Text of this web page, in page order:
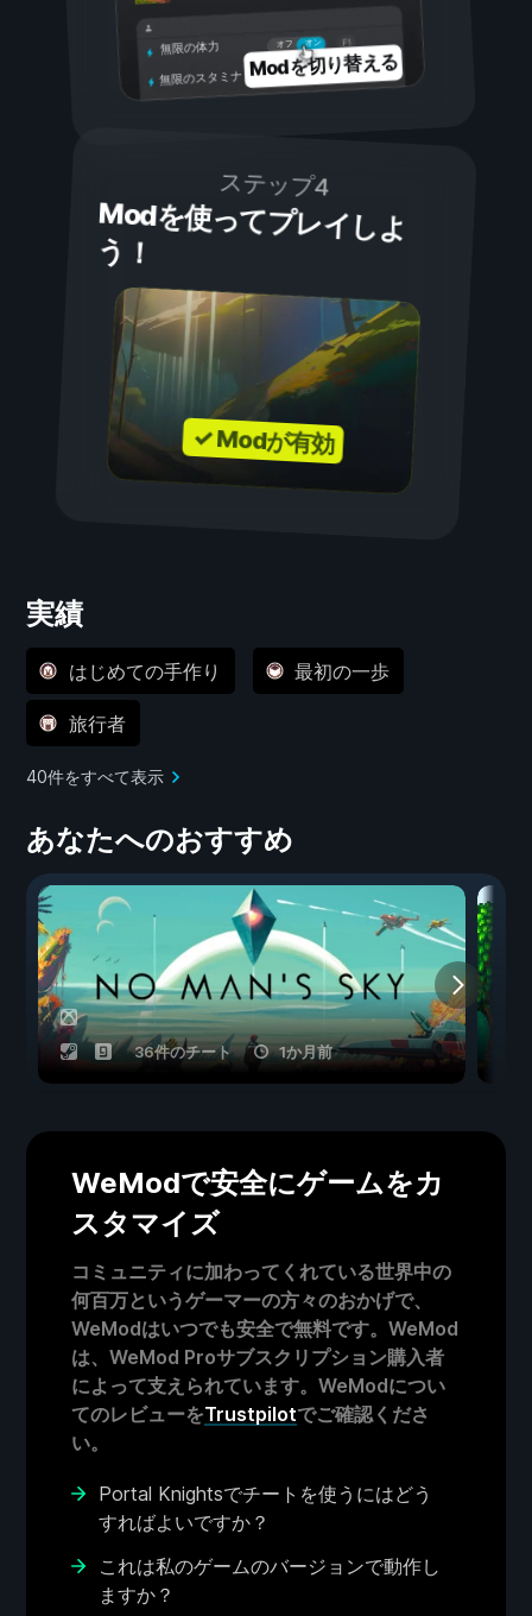
オン
オフ
無限の体力
無限のスタミナ Modを切り替える
ステップ4
Modを使ってプレイしよ
う！
✓ Modが有効
実績
はじめての手作り 最初の一歩
旅行者
40件をすべて表示
あなたへのおすすめ
36件のチート 1か月前
WeModで安全にゲームをカ
スタマイズ
コミュニティに加わってくれている世界中の
何百万というゲーマーの方々のおかげで、
WeModはいつでも安全で無料です。WeMod
は、WeMod Proサブスクリプション購入者
によって支えられています。WeModについ
てのレビューをTrustpilotでご確認くださ
い。
Portal Knightsでチートを使うにはどう
すればよいですか？
これは私のゲームのバージョンで動作し
ますか？